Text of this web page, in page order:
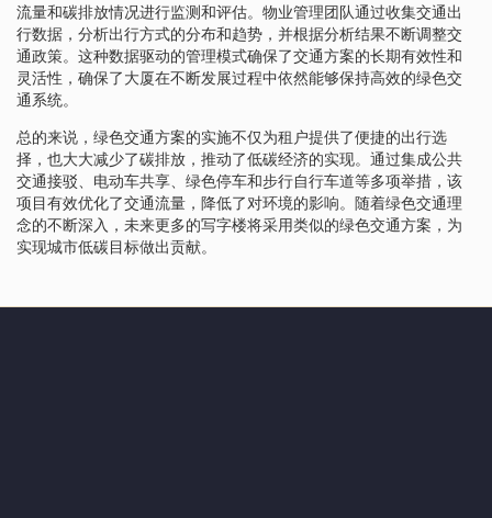
流量和碳排放情况进行监测和评估。物业管理团队通过收集交通出
行数据，分析出行方式的分布和趋势，并根据分析结果不断调整交
通政策。这种数据驱动的管理模式确保了交通方案的长期有效性和
灵活性，确保了大厦在不断发展过程中依然能够保持高效的绿色交
通系统。
总的来说，绿色交通方案的实施不仅为租户提供了便捷的出行选
择，也大大减少了碳排放，推动了低碳经济的实现。通过集成公共
交通接驳、电动车共享、绿色停车和步行自行车道等多项举措，该
项目有效优化了交通流量，降低了对环境的影响。随着绿色交通理
念的不断深入，未来更多的写字楼将采用类似的绿色交通方案，为
实现城市低碳目标做出贡献。